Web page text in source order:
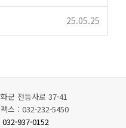
25.05.25
군 전등사로 37-41
팩스 : 032-232-5450
032-937-0152